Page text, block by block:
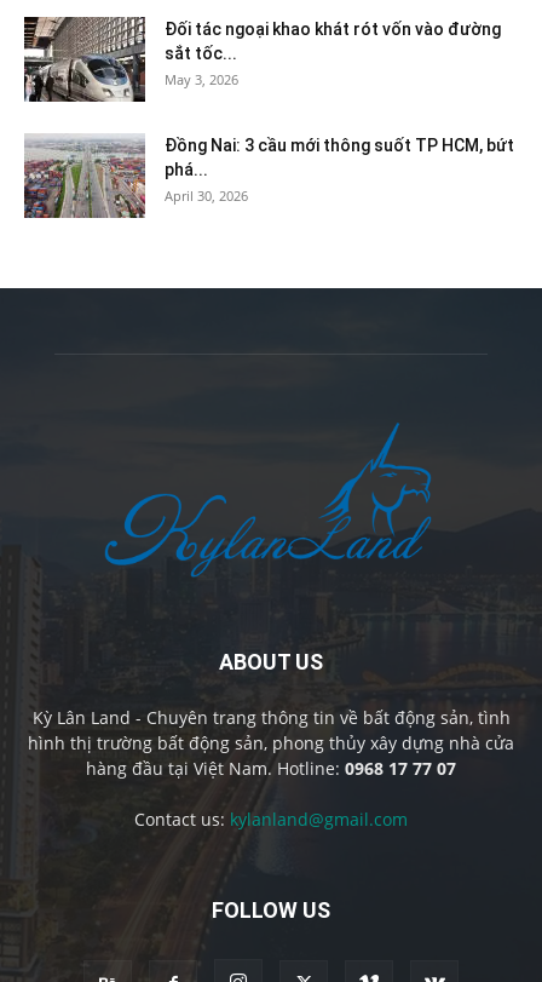
Đối tác ngoại khao khát rót vốn vào đường
sắt tốc...
May 3, 2026
Đồng Nai: 3 cầu mới thông suốt TP HCM, bứt
phá...
April 30, 2026
ABOUT US
Kỳ Lân Land - Chuyên trang thông tin về bất động sản, tình
hình thị trường bất động sản, phong thủy xây dựng nhà cửa
hàng đầu tại Việt Nam. Hotline: 0968 17 77 07
Contact us: kylanland@gmail.com
FOLLOW US